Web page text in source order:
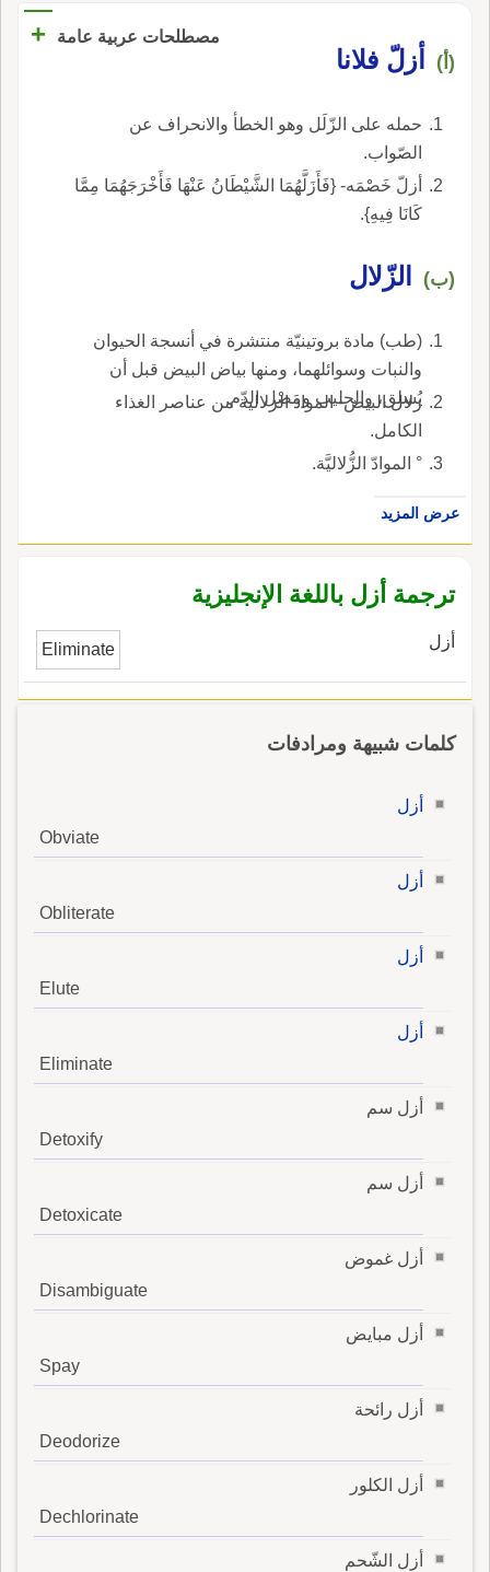
مصطلحات عربية عامة +
(أ) أزلّ فلانا
حمله على الزّلَل وهو الخطأ والانحراف عن
الصّواب.
أزلّ خَصْمَه- {فَأَزَلَّهُمَا الشَّيْطَانُ عَنْهَا فَأَخْرَجَهُمَا مِمَّا
كَانَا فِيهِ}.
(ب) الزّلال
(طب) مادة بروتينيّة منتشرة في أنسجة الحيوان
والنبات وسوائلهما، ومنها بياض البيض قبل أن
يُسلق، والحليب ومَصْل الدّم.
زلال البيض- المواد الزلالية من عناصر الغذاء
الكامل.
° الموادّ الزُّلاليَّة.
عرض المزيد
ترجمة أزل باللغة الإنجليزية
أزل Eliminate
كلمات شبيهة ومرادفات
أزل
Obviate
أزل
Obliterate
أزل
Elute
أزل
Eliminate
أزل سم
Detoxify
أزل سم
Detoxicate
أزل غموض
Disambiguate
أزل مبايض
Spay
أزل رائحة
Deodorize
أزل الكلور
Dechlorinate
أزل الشّحم